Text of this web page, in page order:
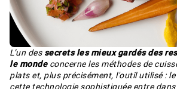
L’un des secrets les mieux gardés des
le mondeconcerne les méthodes de
plats et, plus précisément, l'outil utilisé : le
cette technologie sophistiquée entre